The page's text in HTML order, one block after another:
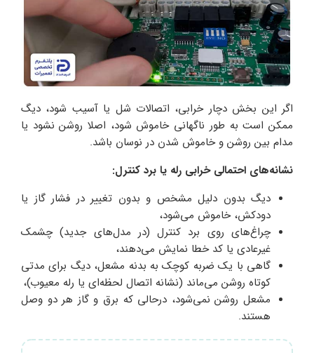
اگر این بخش دچار خرابی، اتصالات شل یا آسیب شود، دیگ
ممکن است به‌ طور ناگهانی خاموش شود، اصلا روشن نشود یا
مدام بین روشن و خاموش شدن در نوسان باشد.
نشانه‌های احتمالی خرابی رله یا برد کنترل:
دیگ بدون دلیل مشخص و بدون تغییر در فشار گاز یا
دودکش، خاموش می‌شود،
چراغ‌های روی برد کنترل (در مدل‌های جدید) چشمک
غیرعادی یا کد خطا نمایش می‌دهند،
گاهی با یک ضربه کوچک به بدنه مشعل، دیگ برای مدتی
کوتاه روشن می‌ماند (نشانه اتصال لحظه‌ای یا رله معیوب)،
مشعل روشن نمی‌شود، درحالی‌ که برق و گاز هر دو وصل
هستند.